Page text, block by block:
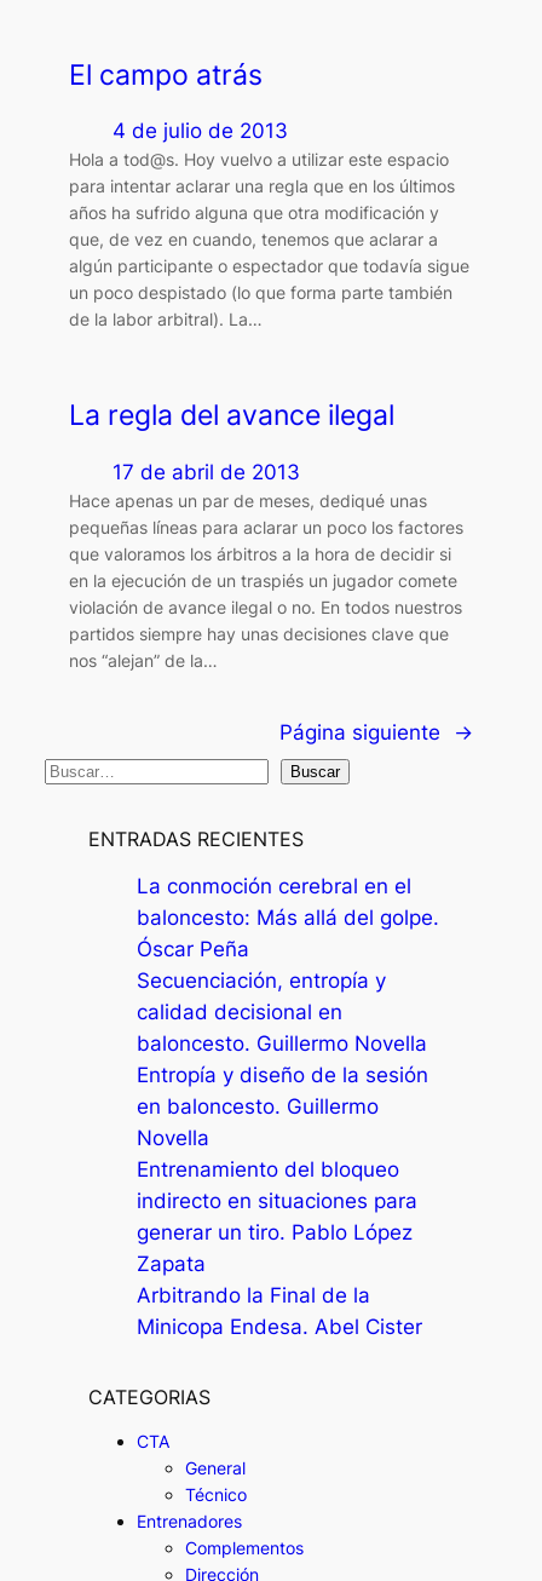
El campo atrás
4 de julio de 2013
Hola a tod@s. Hoy vuelvo a utilizar este espacio
para intentar aclarar una regla que en los últimos
años ha sufrido alguna que otra modificación y
que, de vez en cuando, tenemos que aclarar a
algún participante o espectador que todavía sigue
un poco despistado (lo que forma parte también
de la labor arbitral). La…
La regla del avance ilegal
17 de abril de 2013
Hace apenas un par de meses, dediqué unas
pequeñas líneas para aclarar un poco los factores
que valoramos los árbitros a la hora de decidir si
en la ejecución de un traspiés un jugador comete
violación de avance ilegal o no. En todos nuestros
partidos siempre hay unas decisiones clave que
nos “alejan” de la…
Página siguiente
→
B
Buscar
ENTRADAS RECIENTES
La conmoción cerebral en el
baloncesto: Más allá del golpe.
Óscar Peña
Secuenciación, entropía y
calidad decisional en
baloncesto. Guillermo Novella
Entropía y diseño de la sesión
en baloncesto. Guillermo
Novella
Entrenamiento del bloqueo
indirecto en situaciones para
generar un tiro. Pablo López
Zapata
Arbitrando la Final de la
Minicopa Endesa. Abel Cister
CATEGORIAS
CTA
General
Técnico
Entrenadores
Complementos
Dirección